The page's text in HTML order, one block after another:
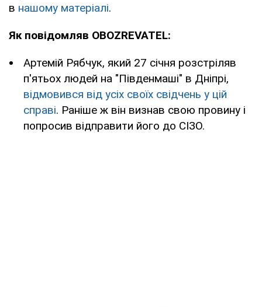
в нашому матеріалі.
Як повідомляв OBOZREVATEL:
Артемій Рябчук, який 27 січня розстріляв
п'ятьох людей на "Південмаші" в Дніпрі,
відмовився від усіх своїх свідчень у цій
справі. Раніше ж він визнав свою провину і
попросив відправити його до СІЗО.